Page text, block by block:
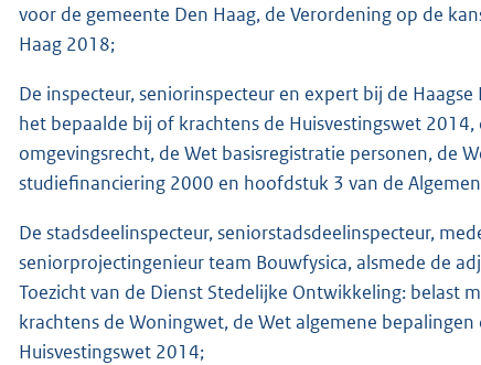
voor de gemeente Den Haag, de Verordening op de
Haag 2018;
De inspecteur, seniorinspecteur en expert bij de
het bepaalde bij of krachtens de Huisvestingswet
omgevingsrecht, de Wet basisregistratie personen, de
studiefinanciering 2000 en hoofdstuk 3 van de
De stadsdeelinspecteur, seniorstadsdeelinspecteur,
seniorprojectingenieur team Bouwfysica, alsmede de
Toezicht van de Dienst Stedelijke Ontwikkeling: belast
krachtens de Woningwet, de Wet algemene
Huisvestingswet 2014;